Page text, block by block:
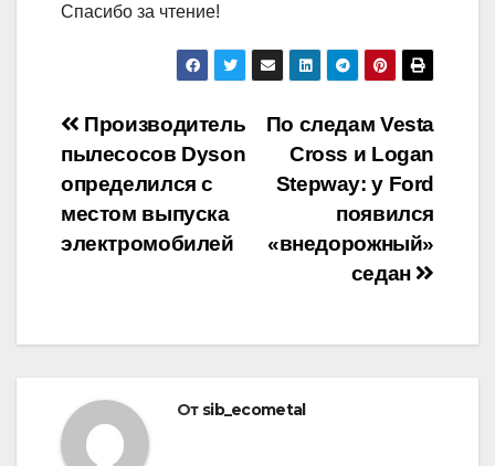
Спасибо за чтение!
Навигация
по
записям
По следам Vesta
Cross и Logan
Stepway: у Ford
появился
«внедорожный»
седан
Производитель
пылесосов Dyson
определился с
местом выпуска
электромобилей
От sib_ecometal